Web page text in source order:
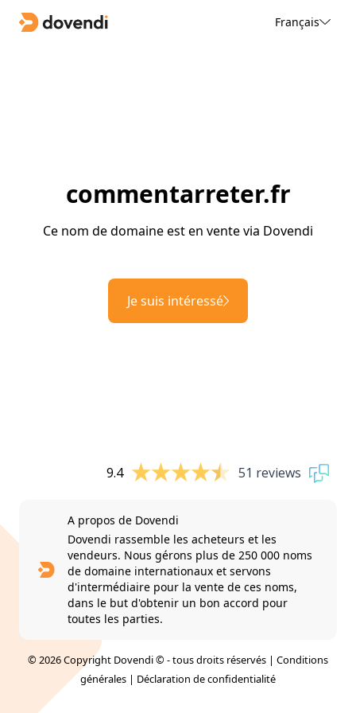
Français
commentarreter.fr
Ce nom de domaine est en vente via Dovendi
Je suis intéressé
9.4 51 reviews
A propos de Dovendi
Dovendi rassemble les acheteurs et les
vendeurs. Nous gérons plus de 250 000 noms
de domaine internationaux et servons
d'intermédiaire pour la vente de ces noms,
dans le but d'obtenir un bon accord pour
toutes les parties.
© 2026 Copyright Dovendi © - tous droits réservés | Conditions
générales | Déclaration de confidentialité